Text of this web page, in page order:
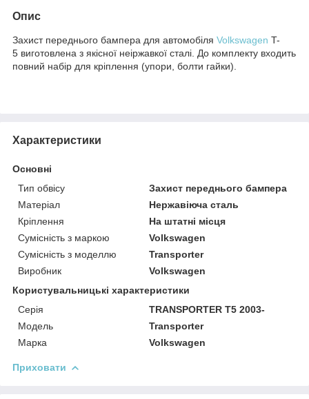
Опис
Захист переднього бампера для автомобіля Volkswagen T-
5 виготовлена з якісної неіржавкої сталі. До комплекту входить
повний набір для кріплення (упори, болти гайки).
Характеристики
Основні
Тип обвісу
Захист переднього бампера
Матеріал
Нержавіюча сталь
Кріплення
На штатні місця
Сумісність з маркою
Volkswagen
Сумісність з моделлю
Transporter
Виробник
Volkswagen
Користувальницькі характеристики
Серія
TRANSPORTER T5 2003-
Модель
Transporter
Марка
Volkswagen
Приховати